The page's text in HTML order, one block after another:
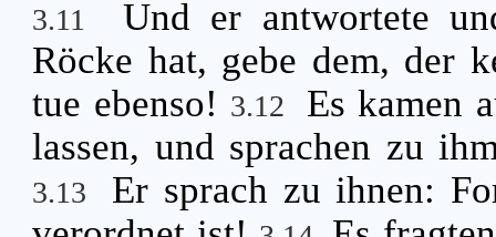
3.11
Und er antwortete
Röcke hat, gebe dem, der
tue ebenso! 3.12
Es kamen
lassen, und sprachen zu
3.13
Er sprach zu ihnen: